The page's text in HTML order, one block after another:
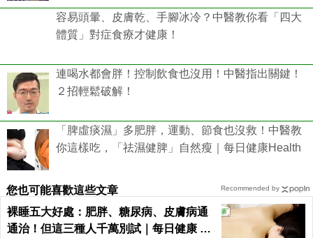
容易頭暈、皮膚乾、手腳冰冷？中醫教你看「四大
體質」對症食療才健康！
連喝水都會胖！控制飲食也沒用！中醫指出關鍵！
２招輕鬆破解！
「脾虛痰濕」多肥胖，運動、節食也沒救！中醫教
你這樣吃，「祛濕健脾」自然瘦｜每日健康Health
您也可能喜歡這些文章
裸睡五大好處：肥胖、糖尿病、皮膚病通
通治！但這三種人千萬別試｜每日健康 He
Recommended by